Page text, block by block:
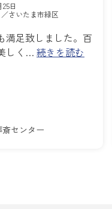
25日
さいたま市緑区
満足致しました。百
しく… 続きを読む
センター